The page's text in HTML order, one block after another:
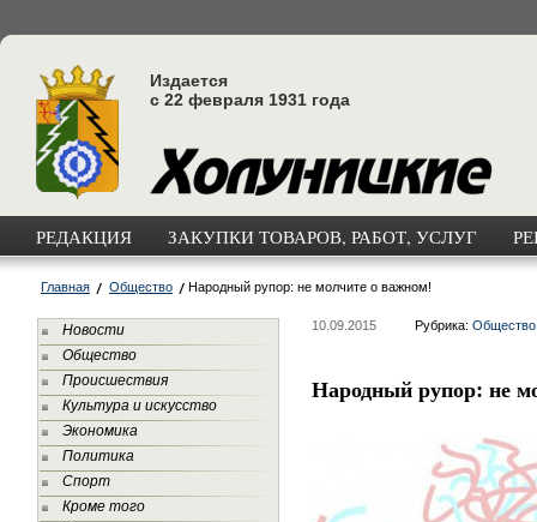
Издается
с 22 февраля 1931 года
РЕДАКЦИЯ ЗАКУПКИ ТОВАРОВ, РАБОТ, УСЛУГ
Главная Общество Народный рупор: не молчите о важном!
Новости
Общество
Происшествия
Культура и искусство
Экономика
Политика
Спорт
Кроме того
10.09.2015 Рубрика: Общество
Народный рупор: не